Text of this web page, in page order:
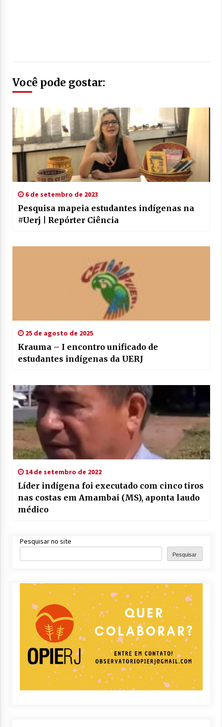
Você pode gostar:
6 de setembro de 2023
Pesquisa mapeia estudantes indígenas na
#Uerj | Repórter Ciência
25 de agosto de 2025
Krauma – I encontro unificado de
estudantes indígenas da UERJ
14 de setembro de 2022
Líder indígena foi executado com cinco tiros
nas costas em Amambai (MS), aponta laudo
médico
Pesquisar no site
Pesquisar